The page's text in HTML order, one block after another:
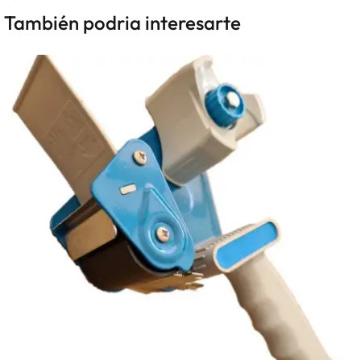
También podria interesarte